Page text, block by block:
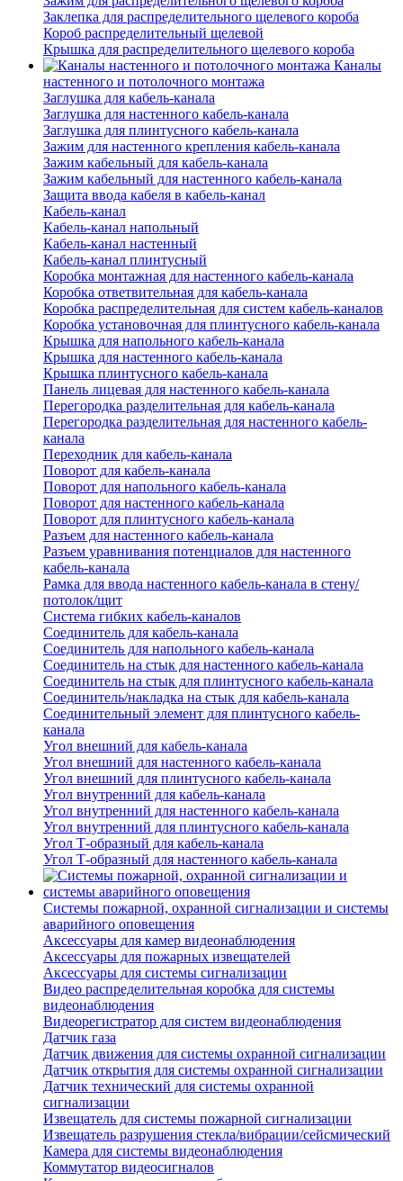
Заклепка для распределительного щелевого короба
Короб распределительный щелевой
Крышка для распределительного щелевого короба
Каналы
настенного и потолочного монтажа
Заглушка для кабель-канала
Заглушка для настенного кабель-канала
Заглушка для плинтусного кабель-канала
Зажим для настенного крепления кабель-канала
Зажим кабельный для кабель-канала
Зажим кабельный для настенного кабель-канала
Защита ввода кабеля в кабель-канал
Кабель-канал
Кабель-канал напольный
Кабель-канал настенный
Кабель-канал плинтусный
Коробка монтажная для настенного кабель-канала
Коробка ответвительная для кабель-канала
Коробка распределительная для систем кабель-каналов
Коробка установочная для плинтусного кабель-канала
Крышка для напольного кабель-канала
Крышка для настенного кабель-канала
Крышка плинтусного кабель-канала
Панель лицевая для настенного кабель-канала
Перегородка разделительная для кабель-канала
Перегородка разделительная для настенного кабель-
канала
Переходник для кабель-канала
Поворот для кабель-канала
Поворот для напольного кабель-канала
Поворот для настенного кабель-канала
Поворот для плинтусного кабель-канала
Разъем для настенного кабель-канала
Разъем уравнивания потенциалов для настенного
кабель-канала
Рамка для ввода настенного кабель-канала в стену/
потолок/щит
Система гибких кабель-каналов
Соединитель для кабель-канала
Соединитель для напольного кабель-канала
Соединитель на стык для настенного кабель-канала
Соединитель на стык для плинтусного кабель-канала
Соединитель/накладка на стык для кабель-канала
Соединительный элемент для плинтусного кабель-
канала
Угол внешний для кабель-канала
Угол внешний для настенного кабель-канала
Угол внешний для плинтусного кабель-канала
Угол внутренний для кабель-канала
Угол внутренний для настенного кабель-канала
Угол внутренний для плинтусного кабель-канала
Угол Т-образный для кабель-канала
Угол Т-образный для настенного кабель-канала
Системы пожарной, охранной сигнализации и системы
аварийного оповещения
Аксессуары для камер видеонаблюдения
Аксессуары для пожарных извещателей
Аксессуары для системы сигнализации
Видео распределительная коробка для системы
видеонаблюдения
Видеорегистратор для систем видеонаблюдения
Датчик газа
Датчик движения для системы охранной сигнализации
Датчик открытия для системы охранной сигнализации
Датчик технический для системы охранной
сигнализации
Извещатель для системы пожарной сигнализации
Извещатель разрушения стекла/вибрации/сейсмический
Камера для системы видеонаблюдения
Коммутатор видеосигналов